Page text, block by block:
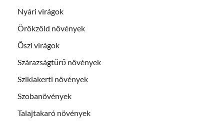
Nyári virágok
Örökzöld növények
Őszi virágok
Szárazságtűrő növények
Sziklakerti növények
Szobanövények
Talajtakaró növények